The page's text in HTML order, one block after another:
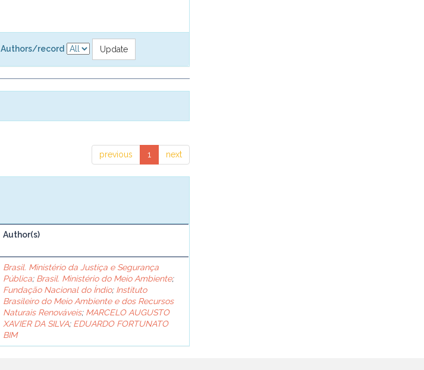
Authors/record
previous 1 next
Author(s)
Brasil. Ministério da Justiça e Segurança
Pública; Brasil. Ministério do Meio Ambiente;
Fundação Nacional do Índio; Instituto
Brasileiro do Meio Ambiente e dos Recursos
Naturais Renováveis; MARCELO AUGUSTO
XAVIER DA SILVA; EDUARDO FORTUNATO
BIM